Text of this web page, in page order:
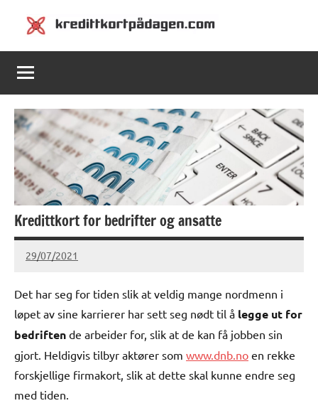
content
Kredittkortpådagen.com
Kredittkort for bedrifter og ansatte
29/07/2021
Ragna
Det har seg for tiden slik at veldig mange nordmenn i
løpet av sine karrierer har sett seg nødt til å legge ut for
bedriften de arbeider for, slik at de kan få jobben sin
gjort. Heldigvis tilbyr aktører som www.dnb.no en rekke
forskjellige firmakort, slik at dette skal kunne endre seg
med tiden.